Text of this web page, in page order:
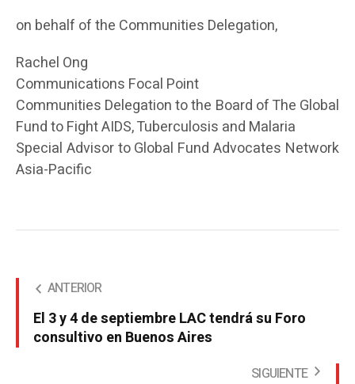
on behalf of the Communities Delegation,
Rachel Ong
Communications Focal Point
Communities Delegation to the Board of The Global
Fund to Fight AIDS, Tuberculosis and Malaria
Special Advisor to Global Fund Advocates Network
Asia-Pacific
ANTERIOR
El 3 y 4 de septiembre LAC tendrá su Foro
consultivo en Buenos Aires
SIGUIENTE